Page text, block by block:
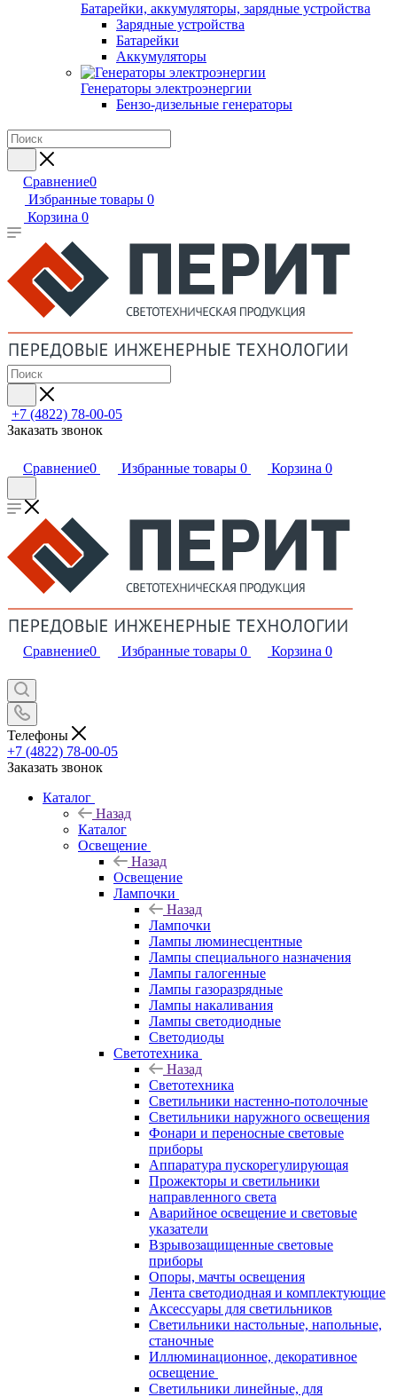
Батарейки, аккумуляторы, зарядные устройства
Зарядные устройства
Батарейки
Аккумуляторы
Генераторы электроэнергии
Бензо-дизельные генераторы
Сравнение0
Избранные товары 0
Корзина 0
+7 (4822) 78-00-05
Заказать звонок
Сравнение0 Избранные товары 0 Корзина 0
Сравнение0 Избранные товары 0 Корзина 0
Телефоны
+7 (4822) 78-00-05
Заказать звонок
Каталог
Назад
Каталог
Освещение
Назад
Освещение
Лампочки
Назад
Лампочки
Лампы люминесцентные
Лампы специального назначения
Лампы галогенные
Лампы газоразрядные
Лампы накаливания
Лампы светодиодные
Светодиоды
Светотехника
Назад
Светотехника
Светильники настенно-потолочные
Светильники наружного освещения
Фонари и переносные световые
приборы
Аппаратура пускорегулирующая
Прожекторы и светильники
направленного света
Аварийное освещение и световые
указатели
Взрывозащищенные световые
приборы
Опоры, мачты освещения
Лента светодиодная и комплектующие
Аксессуары для светильников
Светильники настольные, напольные,
станочные
Иллюминационное, декоративное
освещение
Светильники линейные, для